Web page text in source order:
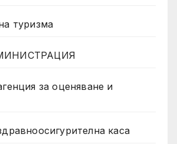
туризма
за оценяване и
каса